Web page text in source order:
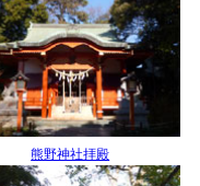
熊野神社拝殿